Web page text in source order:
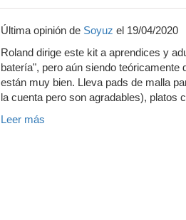
Última opinión de Soyuz el 19/04/2020
Roland dirige este kit a aprendices y
batería", pero aún siendo
están muy bien. Lleva pads de malla
la cuenta pero son agradables), platos
Leer más